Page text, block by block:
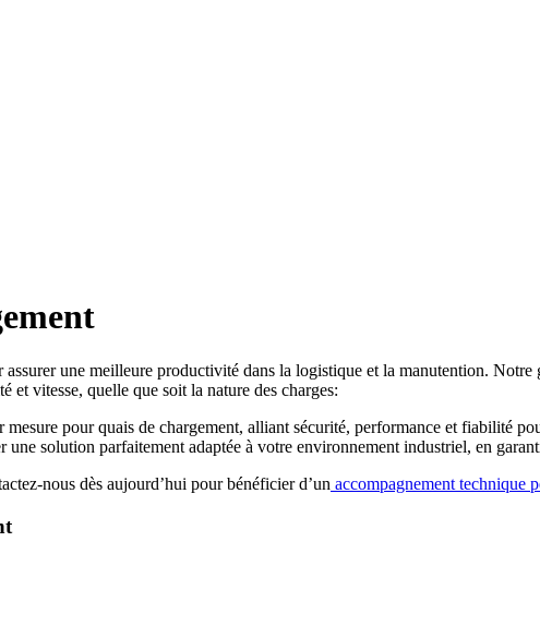
assurer une meilleure productivité dans la logistique et la manutention. Notre
et vitesse, quelle que soit la nature des charges:
pour quais de chargement, alliant sécurité, performance et fiabilité
solution parfaitement adaptée à votre environnement industriel, en
nous dès aujourd’hui pour bénéficier d’un accompagnement technique